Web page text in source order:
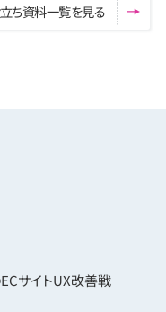
立ち資料一覧を見る
サイトUX改善戦